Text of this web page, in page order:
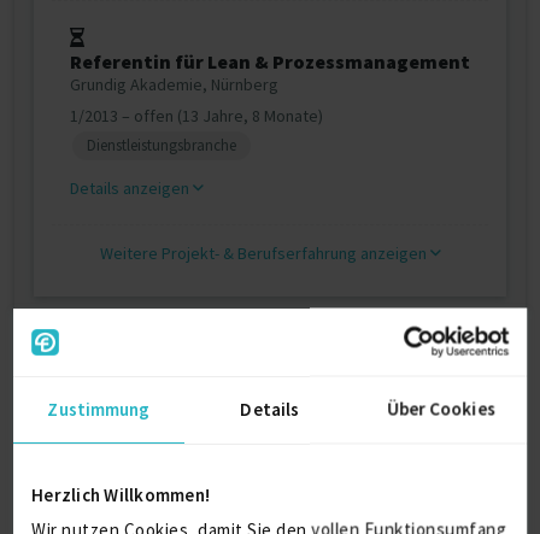
Zustimmung Details Über Cookies
Herzlich Willkommen!
Wir nutzen Cookies, damit Sie den vollen Funktionsumfang
Referentin für Lean & Prozessmanagement
Grundig Akademie, Nürnberg
1/2013 – offen (13 Jahre, 8 Monate)
Dienstleistungsbranche
Details anzeigen
Weitere Projekt‐ & Berufserfahrung anzeigen
Zertifikate
Scrum Master
Zertifizierte Online Trainerin